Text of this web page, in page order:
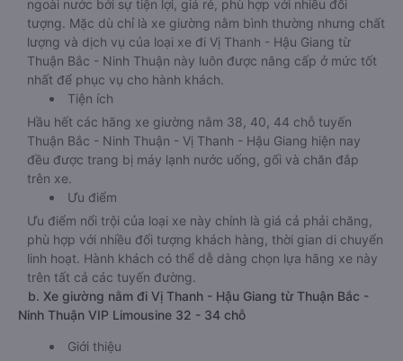
ngoài nước bởi sự tiện lợi, giá rẻ, phù hợp với nhiều đối
tượng. Mặc dù chỉ là xe giường nằm bình thường nhưng chất
lượng và dịch vụ của loại xe đi Vị Thanh - Hậu Giang từ
Thuận Bắc - Ninh Thuận này luôn được nâng cấp ở mức tốt
nhất để phục vụ cho hành khách.
Tiện ích
Hầu hết các hãng xe giường nằm 38, 40, 44 chỗ tuyến
Thuận Bắc - Ninh Thuận - Vị Thanh - Hậu Giang hiện nay
đều được trang bị máy lạnh nước uống, gối và chăn đắp
trên xe.
Ưu điểm
Ưu điểm nổi trội của loại xe này chính là giá cả phải chăng,
phù hợp với nhiều đối tượng khách hàng, thời gian di chuyển
linh hoạt. Hành khách có thể dễ dàng chọn lựa hãng xe này
trên tất cả các tuyến đường.
b. Xe giường nằm đi Vị Thanh - Hậu Giang từ Thuận Bắc -
Ninh Thuận VIP Limousine 32 - 34 chỗ
Giới thiệu